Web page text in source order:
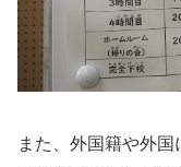
また、外国籍や外